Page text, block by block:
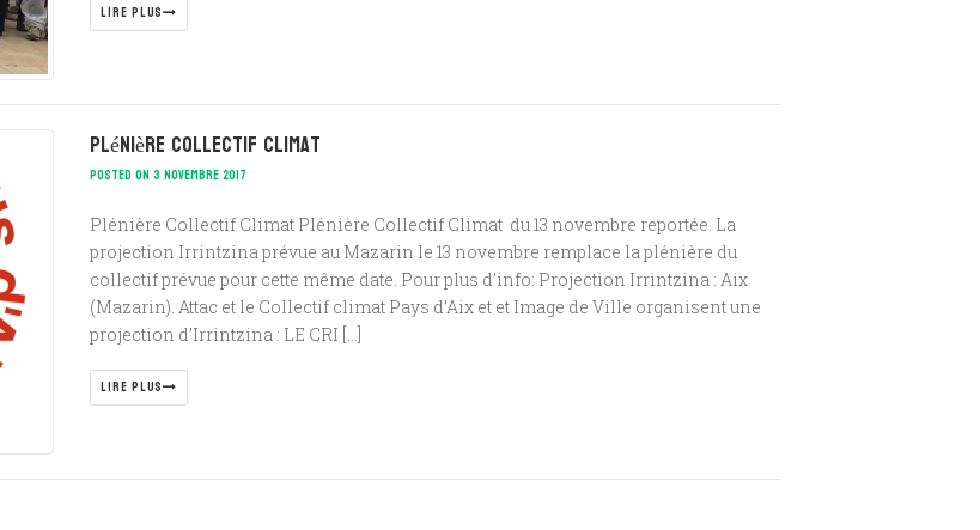
LIRE PLUS
Plénière Collectif Climat
POSTED ON 3 NOVEMBRE 2017
Plénière Collectif Climat Plénière Collectif Climat du 13 novembre reportée. La
projection Irrintzina prévue au Mazarin le 13 novembre remplace la plénière du
collectif prévue pour cette même date. Pour plus d’info: Projection Irrintzina : Aix
(Mazarin). Attac et le Collectif climat Pays d’Aix et et Image de Ville organisent une
projection d’Irrintzina : LE CRI […]
LIRE PLUS